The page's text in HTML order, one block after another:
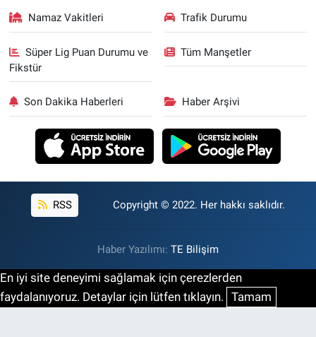
Namaz Vakitleri Trafik Durumu
Süper Lig Puan Durumu ve
Fikstür
Tüm Manşetler
Son Dakika Haberleri Haber Arşivi
RSS Copyright © 2022. Her hakkı saklıdır.
Haber Yazılımı: TE Bilişim
En iyi site deneyimi sağlamak için çerezlerden
faydalanıyoruz. Detaylar için lütfen tıklayın. Tamam